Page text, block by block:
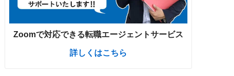
Zoomで対応できる転職エージェントサービス
詳しくはこちら